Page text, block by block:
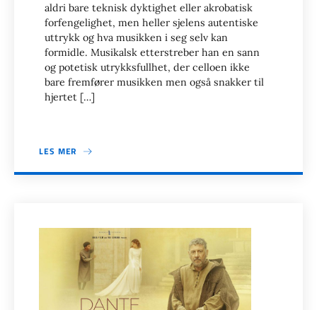
aldri bare teknisk dyktighet eller akrobatisk
forfengelighet, men heller sjelens autentiske
uttrykk og hva musikken i seg selv kan
formidle. Musikalsk etterstreber han en sann
og potetisk utrykksfullhet, der celloen ikke
bare fremfører musikken men også snakker til
hjertet […]
LES MER